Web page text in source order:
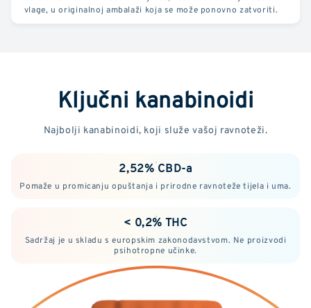
vlage, u originalnoj ambalaži koja se može ponovno zatvoriti.
Ključni kanabinoidi
Najbolji kanabinoidi, koji služe vašoj ravnoteži.
2,52% CBD-a
Pomaže u promicanju opuštanja i prirodne ravnoteže tijela i uma.
< 0,2% THC
Sadržaj je u skladu s europskim zakonodavstvom. Ne proizvodi
psihotropne učinke.